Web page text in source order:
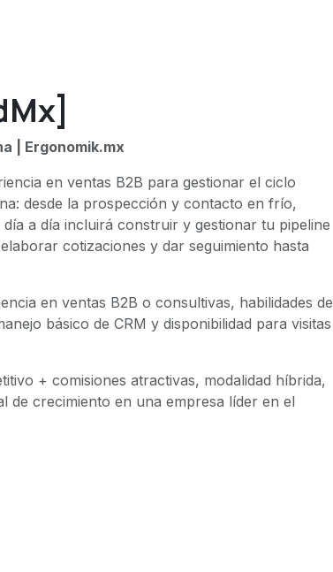
| Ergonomik.mx
en ventas B2B para gestionar el ciclo
desde la prospección y contacto en frío,
a día incluirá construir y gestionar tu pipeline
cotizaciones y dar seguimiento hasta
en ventas B2B o consultivas, habilidades de
básico de CRM y disponibilidad para visitas
+ comisiones atractivas, modalidad híbrida,
de crecimiento en una empresa líder en el